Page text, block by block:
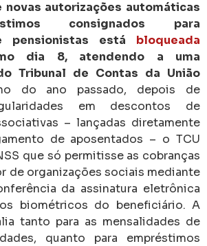
novas autorizações automáticas
consignados para
pensionistas está bloqueada
dia 8, atendendo a uma
Tribunal de Contas da União
do ano passado, depois de
em descontos de
– lançadas diretamente
de aposentados – o TCU
que só permitisse as cobranças
de organizações sociais mediante
da assinatura eletrônica
biométricos do beneficiário. A
tanto para as mensalidades de
quanto para empréstimos